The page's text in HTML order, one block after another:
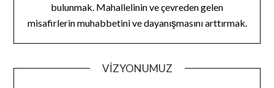
bulunmak. Mahallelinin ve çevreden gelen
misafirlerin muhabbetini ve dayanışmasını arttırmak.
VIZYONUMUZ